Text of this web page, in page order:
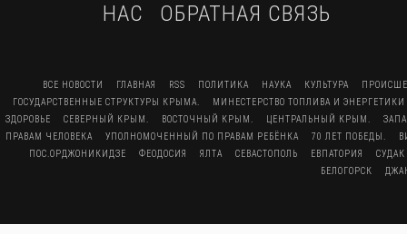
НАС
ОБРАТНАЯ СВЯЗЬ
ВСЕ НОВОСТИ ГЛАВНАЯ RSS ПОЛИТИКА НАУКА КУЛЬТУРА
ГОСУДАРСТВЕННЫЕ СТРУКТУРЫ КРЫМА.
МИНЕСТЕРСТВО ТОПЛИВА И
ЗДОРОВЬЕ
СЕВЕРНЫЙ КРЫМ. ВОСТОЧНЫЙ КРЫМ. ЦЕНТРАЛЬНЫЙ КРЫМ.
ПРАВАМ ЧЕЛОВЕКА
УПОЛНОМОЧЕННЫЙ ПО ПРАВАМ РЕБЁНКА 70 ЛЕТ ПОБЕДЫ.
ПОС.ОРДЖОНИКИДЗЕ
ФЕОДОСИЯ ЯЛТА СЕВАСТОПОЛЬ ЕВПАТОРИЯ
СУДАК
БЕЛОГОРСК